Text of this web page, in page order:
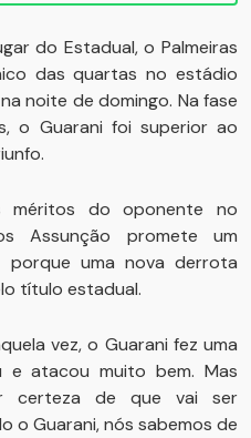
do Estadual, o Palmeiras
das quartas no estádio
noite de domingo. Na fase
o Guarani foi superior ao
méritos do oponente no
Assunção promete um
porque uma nova derrota
título estadual.
vez, o Guarani fez uma
e atacou muito bem. Mas
certeza de que vai ser
o Guarani, nós sabemos de